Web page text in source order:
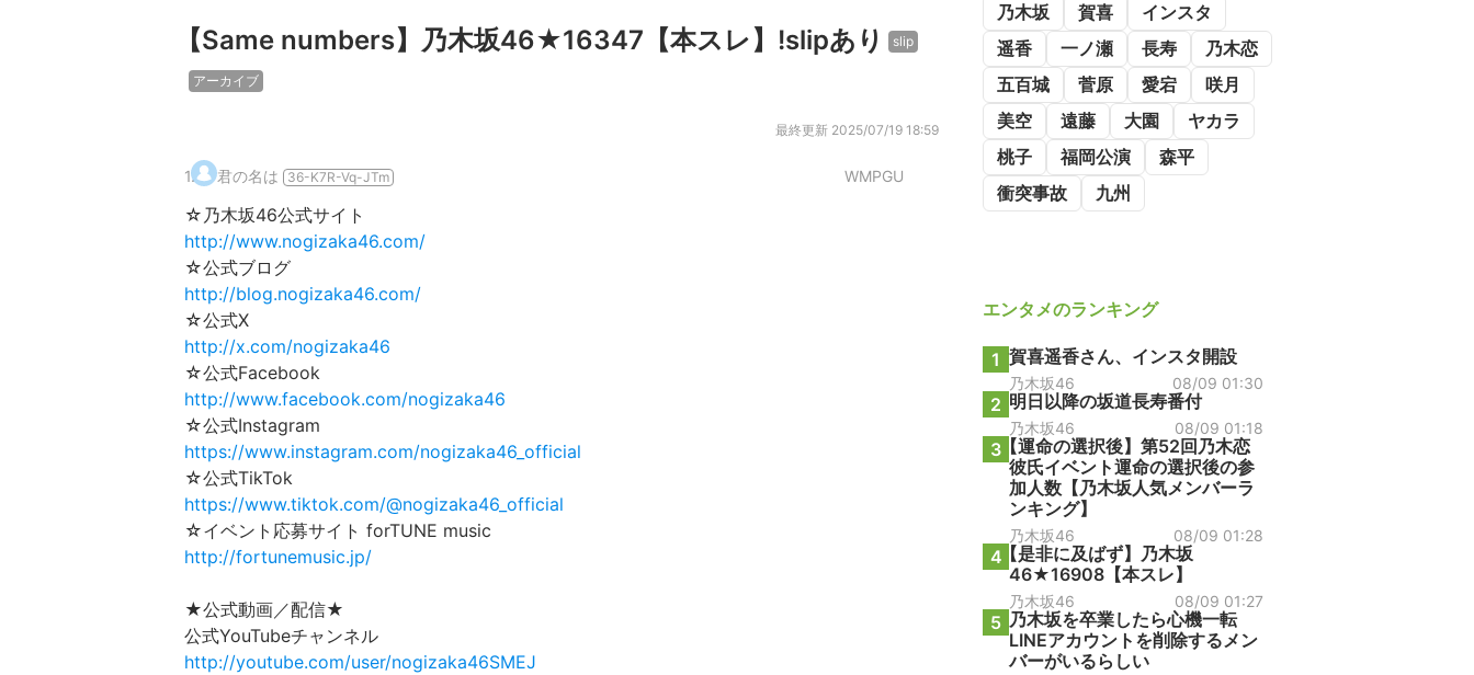
【Same numbers】乃木坂46★16347【本スレ】!slipあり slip
アーカイブ
最終更新 2025/07/19 18:59
1. 君の名は 36-K7R-Vq-JTm WMPGU
☆乃木坂46公式サイト
http://www.nogizaka46.com/
☆公式ブログ
http://blog.nogizaka46.com/
☆公式X
http://x.com/nogizaka46
☆公式Facebook
http://www.facebook.com/nogizaka46
☆公式Instagram
https://www.instagram.com/nogizaka46_official
☆公式TikTok
https://www.tiktok.com/@nogizaka46_official
☆イベント応募サイト forTUNE music
http://fortunemusic.jp/
★公式動画／配信★
公式YouTubeチャンネル
http://youtube.com/user/nogizaka46SMEJ
乃木坂 賀喜
インスタ
遥香
一ノ瀬 長寿
乃木恋
五百城
菅原 愛宕
咲月
美空
遠藤 大園
ヤカラ
桃子
福岡公演
森平
衝突事故
九州
エンタメのランキング
1 賀喜遥香さん、インスタ開設
乃木坂46 08/09 01:30
2 明日以降の坂道長寿番付
乃木坂46 08/09 01:18
3【運命の選択後】第52回乃木恋
彼氏イベント運命の選択後の参
加人数【乃木坂人気メンバーラ
ンキング】
乃木坂46 08/09 01:28
4【是非に及ばず】乃木坂
46★16908【本スレ】
乃木坂46 08/09 01:27
5 乃木坂を卒業したら心機一転
LINEアカウントを削除するメン
バーがいるらしい